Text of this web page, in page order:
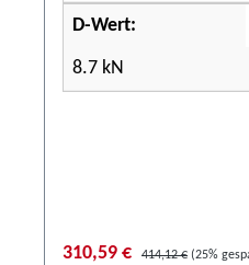
D-Wert:
8.7 kN
310,59 € 414,12 € (25%